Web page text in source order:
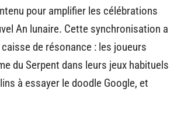
pour amplifier les célébrations
An lunaire. Cette synchronisation a
de résonance : les joueurs
du Serpent dans leurs jeux habituels
à essayer le doodle Google, et